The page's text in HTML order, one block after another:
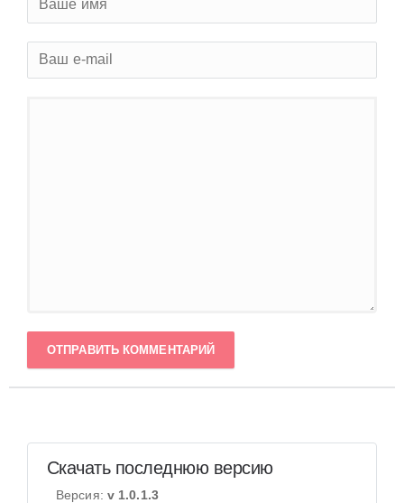
ОТПРАВИТЬ КОММЕНТАРИЙ
Скачать последнюю версию
Версия: v 1.0.1.3